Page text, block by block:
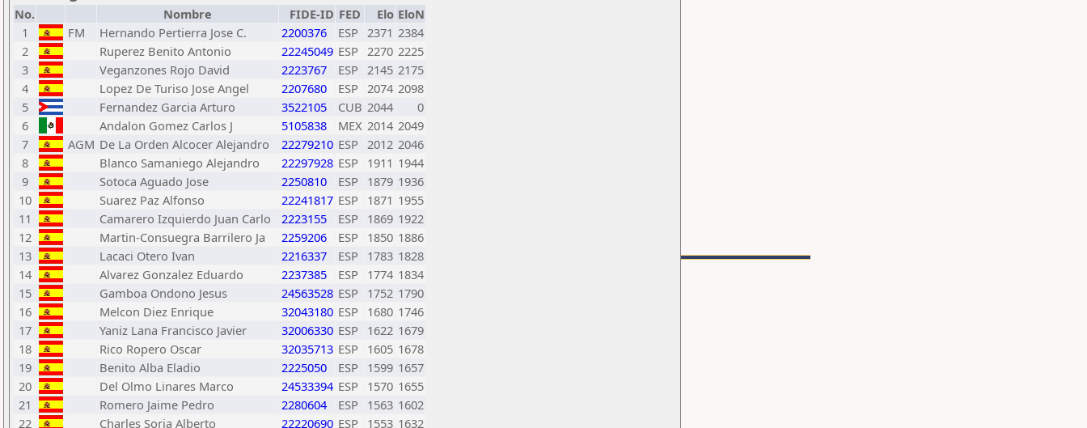
No. Nombre FIDE-ID FED Elo EloN
1
FM Hernando Pertierra Jose C. 2200376 ESP 2371 2384
2
Ruperez Benito Antonio 22245049 ESP 2270 2225
3
Veganzones Rojo David 2223767 ESP 2145 2175
4
Lopez De Turiso Jose Angel 2207680 ESP 2074 2098
5
Fernandez Garcia Arturo 3522105 CUB 2044
0
6
Andalon Gomez Carlos J 5105838 MEX 2014 2049
7
AGM De La Orden Alcocer Alejandro 22279210 ESP 2012 2046
8
Blanco Samaniego Alejandro 22297928 ESP 1911 1944
9
Sotoca Aguado Jose 2250810 ESP 1879 1936
10
Suarez Paz Alfonso 22241817 ESP 1871 1955
11
Camarero Izquierdo Juan Carlo 2223155 ESP 1869 1922
12
Martin-Consuegra Barrilero Ja 2259206 ESP 1850 1886
13
Lacaci Otero Ivan 2216337 ESP 1783 1828
14
Alvarez Gonzalez Eduardo 2237385 ESP 1774 1834
15
Gamboa Ondono Jesus 24563528 ESP 1752 1790
16
Melcon Diez Enrique 32043180 ESP 1680 1746
17
Yaniz Lana Francisco Javier 32006330 ESP 1622 1679
18
Rico Ropero Oscar 32035713 ESP 1605 1678
19
Benito Alba Eladio 2225050 ESP 1599 1657
20
Del Olmo Linares Marco 24533394 ESP 1570 1655
21
Romero Jaime Pedro 2280604 ESP 1563 1602
22
Charles Soria Alberto 22220690 ESP 1553 1632